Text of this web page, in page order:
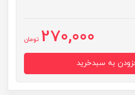
270,000 تومان